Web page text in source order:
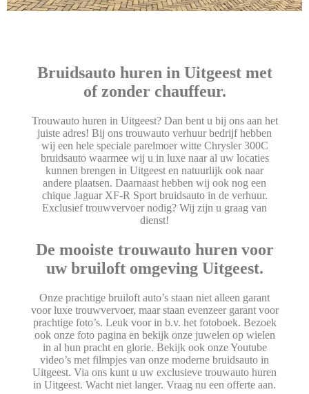
Bruidsauto huren in Uitgeest met
of zonder chauffeur.
Trouwauto huren in Uitgeest? Dan bent u bij ons aan het
juiste adres! Bij ons trouwauto verhuur bedrijf hebben
wij een hele speciale parelmoer witte Chrysler 300C
bruidsauto waarmee wij u in luxe naar al uw locaties
kunnen brengen in Uitgeest en natuurlijk ook naar
andere plaatsen. Daarnaast hebben wij ook nog een
chique Jaguar XF-R Sport bruidsauto in de verhuur.
Exclusief trouwvervoer nodig? Wij zijn u graag van
dienst!
De mooiste trouwauto huren voor
uw bruiloft omgeving Uitgeest.
Onze prachtige bruiloft auto’s staan niet alleen garant
voor luxe trouwvervoer, maar staan evenzeer garant voor
prachtige foto’s. Leuk voor in b.v. het fotoboek. Bezoek
ook onze foto pagina en bekijk onze juwelen op wielen
in al hun pracht en glorie. Bekijk ook onze Youtube
video’s met filmpjes van onze moderne bruidsauto in
Uitgeest. Via ons kunt u uw exclusieve trouwauto huren
in Uitgeest. Wacht niet langer. Vraag nu een offerte aan.